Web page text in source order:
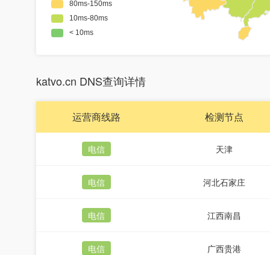
katvo.cn DNS查询详情
运营商线路 检测节点
电信 天津
电信 河北石家庄
电信 江西南昌
电信 广西贵港